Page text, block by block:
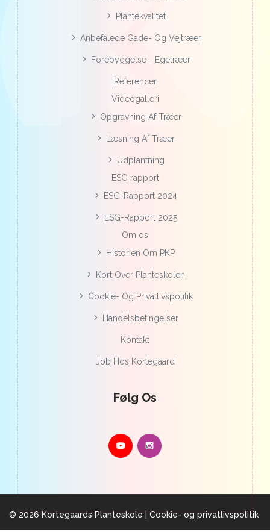
Plantekvalitet
Anbefalede Gade- Og Vejtræer
Forebyggelse - Egetræer
Referencer
Videogalleri
Opgravning Af Træer
Læsning Af Træer
Udplantning
ESG rapport
ESG-Rapport 2024
ESG-Rapport 2025
Om os
Historien Om PKP
Kort Over Planteskolen
Cookie- Og Privatlivspolitik
Handelsbetingelser
Kontakt
Job Hos Kortegaard
Følg Os
© 2026 Kortegaards Planteskole |Cookie- og privatlivspolitik